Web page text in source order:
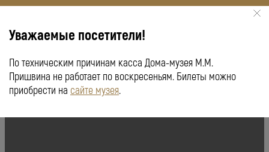
КУПИТЬ БИЛЕТ ПУШКИНСКАЯ КАРТА
Уважаемые посетители!
По техническим причинам касса Дома-музея М.М.
Пришвина не работает по воскресеньям. Билеты можно
приобрести на сайте музея.